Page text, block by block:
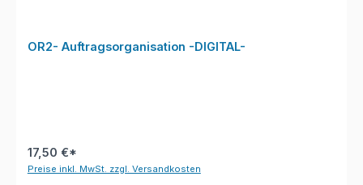
OR2- Auftragsorganisation -DIGITAL-
17,50 €*
Preise inkl. MwSt. zzgl. Versandkosten